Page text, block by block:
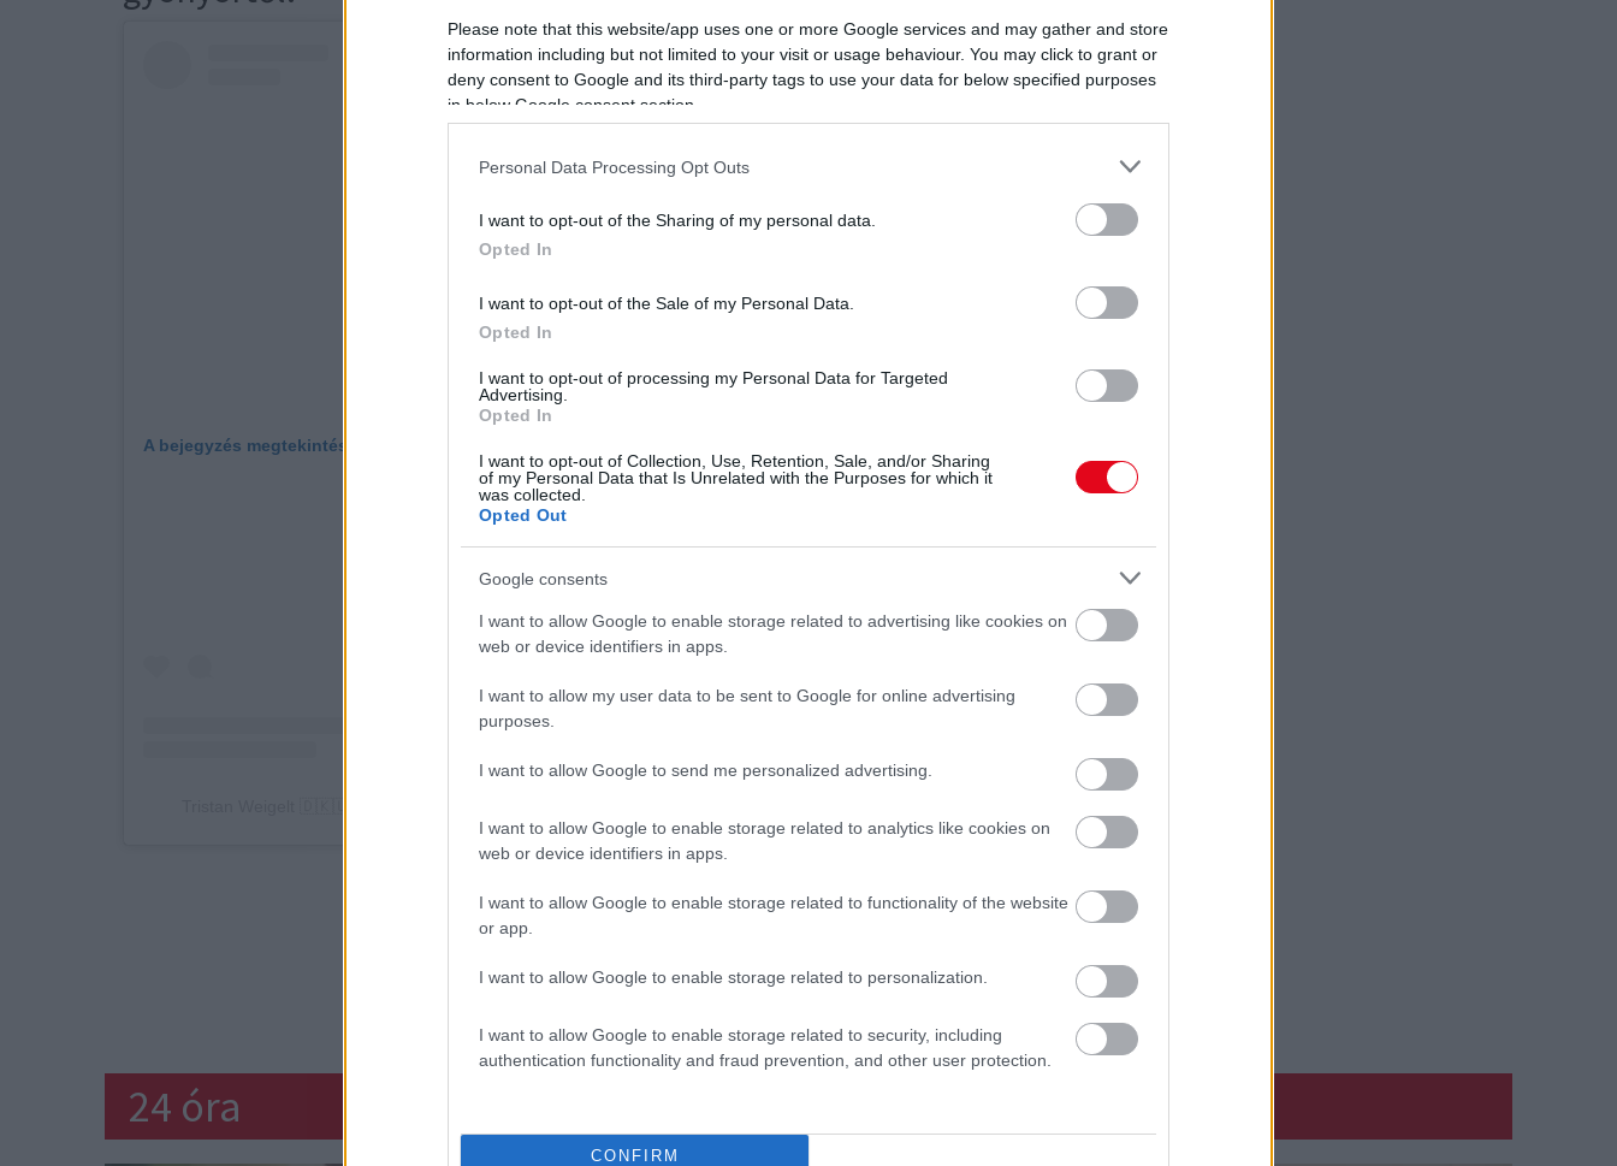
Please note that this website/app uses one or more Google services and may gather and store
information including but not limited to your visit or usage behaviour. You may click to grant or
deny consent to Google and its third-party tags to use your data for below specified purposes
in below Google consent section.
Personal Data Processing Opt Outs
I want to opt-out of the Sharing of my personal data.
Opted In
I want to opt-out of the Sale of my Personal Data.
Opted In
I want to opt-out of processing my Personal Data for Targeted
Advertising.
Opted In
I want to opt-out of Collection, Use, Retention, Sale, and/or Sharing
of my Personal Data that Is Unrelated with the Purposes for which it
was collected.
Opted Out
Google consents
I want to allow Google to enable storage related to advertising like cookies on
web or device identifiers in apps.
I want to allow my user data to be sent to Google for online advertising
purposes.
I want to allow Google to send me personalized advertising.
I want to allow Google to enable storage related to analytics like cookies on
web or device identifiers in apps.
I want to allow Google to enable storage related to functionality of the website
or app.
I want to allow Google to enable storage related to personalization.
I want to allow Google to enable storage related to security, including
authentication functionality and fraud prevention, and other user protection.
CONFIRM
A bejegyzés megtekintése az Instagramon
Lapozz a folytatásért!
24 óra